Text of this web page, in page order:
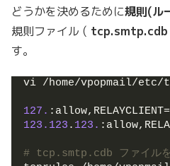
どうかを決めるために規則(ル
規則ファイル ( tcp.smtp.cdb
す。
vi /home/vpopmail/etc/
127. :allow,RELAYCLIENT=
123.123 . 123.
# tcp.smtp.cdb ファイルを